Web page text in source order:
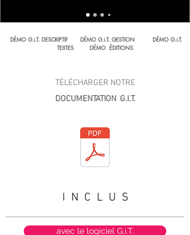
DÉMO G.i.T. DESCRIPTIF DÉMO G.i.T. GESTION DÉMO G.i.T.
TEXTES DÉMO ÉDITIONS
TÉLÉCHARGER NOTRE
DOCUMENTATION G.I.T.
I N C L U S
avec le logiciel G.i.T.